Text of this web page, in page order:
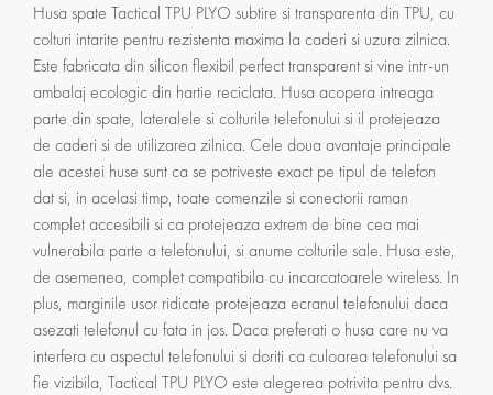
Husa spate Tactical TPU PLYO subtire si transparenta din TPU, cu
colturi intarite pentru rezistenta maxima la caderi si uzura zilnica.
Este fabricata din silicon flexibil perfect transparent si vine intr-un
ambalaj ecologic din hartie reciclata. Husa acopera intreaga
parte din spate, lateralele si colturile telefonului si il protejeaza
de caderi si de utilizarea zilnica. Cele doua avantaje principale
ale acestei huse sunt ca se potriveste exact pe tipul de telefon
dat si, in acelasi timp, toate comenzile si conectorii raman
complet accesibili si ca protejeaza extrem de bine cea mai
vulnerabila parte a telefonului, si anume colturile sale. Husa este,
de asemenea, complet compatibila cu incarcatoarele wireless. In
plus, marginile usor ridicate protejeaza ecranul telefonului daca
asezati telefonul cu fata in jos. Daca preferati o husa care nu va
interfera cu aspectul telefonului si doriti ca culoarea telefonului sa
fie vizibila, Tactical TPU PLYO este alegerea potrivita pentru dvs.